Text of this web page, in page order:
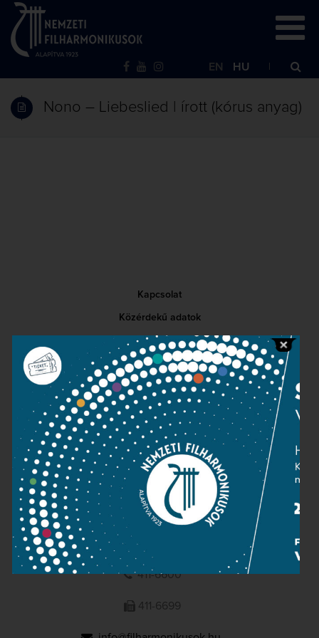
EN HU
Nono – Liebeslied | írott (kórus anyag)
Kapcsolat
Közérdekű adatok
Sajtószoba
Adatvédelem
Impresszum
NEMZETI
FILHARMONIKUSOK
1095 Budapest, Komor Marcell u. 1. (Müpa)
411-6600
411-6699